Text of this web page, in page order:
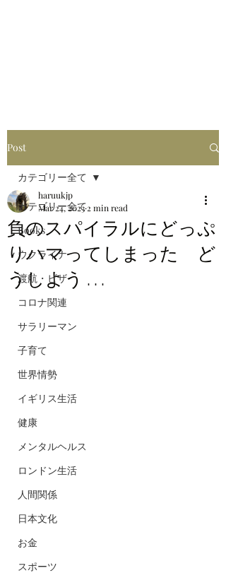
Post
カテゴリー全て
Books
ウクライナ
渡航・ビザ
コロナ関連
サラリーマン
子育て
世界情勢
イギリス生活
健康
メンタルヘルス
ロンドン生活
人間関係
日本文化
お金
スポーツ
カテゴリー全て
負のスパイラルにどっぷ
りハマってしまった ど
うしよう . . .
haruukjp
Mar 24, 2023 2 min read